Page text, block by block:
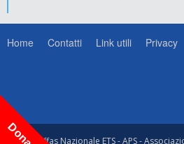
Home Contatti Link utili Privacy
© Anffas Nazionale ETS - APS -